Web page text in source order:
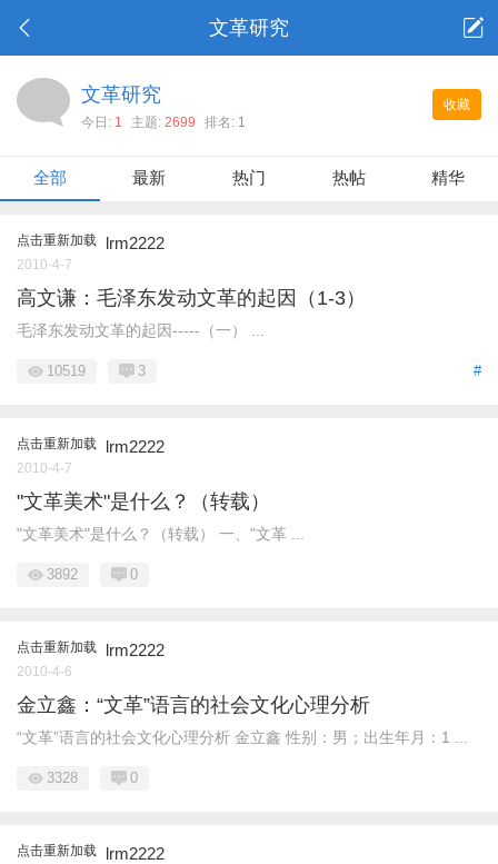
文革研究
收藏
文革研究
今日: 1 主题: 2699 排名: 1
全部 最新 热门 热帖 精华
点击重新加载 lrm2222
2010-4-7
高文谦：毛泽东发动文革的起因（1-3）
毛泽东发动文革的起因-----（一） ...
#
10519 3
点击重新加载 lrm2222
2010-4-7
"文革美术"是什么？（转载）
"文革美术"是什么？（转载） 一、"文革 ...
3892 0
点击重新加载 lrm2222
2010-4-6
金立鑫：“文革”语言的社会文化心理分析
“文革”语言的社会文化心理分析 金立鑫 性别：男；出生年月：1 ...
3328 0
点击重新加载 lrm2222